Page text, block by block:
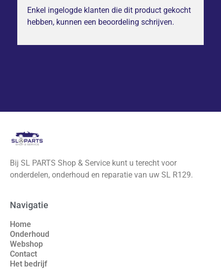
Enkel ingelogde klanten die dit product gekocht
hebben, kunnen een beoordeling schrijven.
Bij SL PARTS Shop & Service kunt u terecht voor
onderdelen, onderhoud en reparatie van uw SL R129.
Navigatie
Home
Onderhoud
Webshop
Contact
Het bedrijf